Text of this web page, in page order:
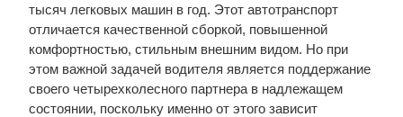
тысяч легковых машин в год. Этот автотранспорт
отличается качественной сборкой, повышенной
комфортностью, стильным внешним видом. Но при
этом важной задачей водителя является поддержание
своего четырехколесного партнера в надлежащем
состоянии, поскольку именно от этого зависит